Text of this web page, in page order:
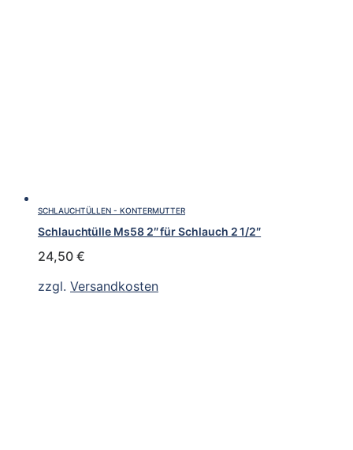
SCHLAUCHTÜLLEN - KONTERMUTTER
Schlauchtülle Ms58 2″ für Schlauch 2 1/2″
24,50 €
zzgl. Versandkosten